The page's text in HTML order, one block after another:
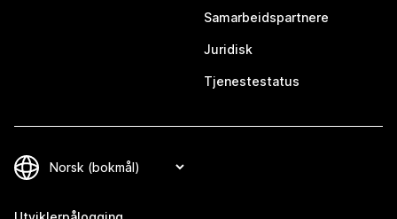
Samarbeidspartnere
Juridisk
Tjenestestatus